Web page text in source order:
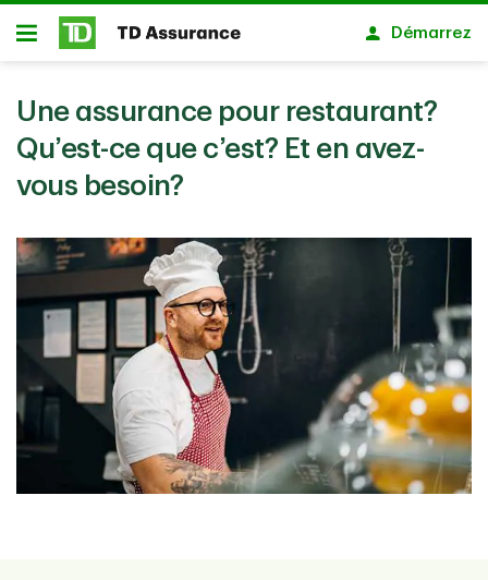
Passer au contenu principal
Ouvert
Démarrez
Une assurance pour restaurant?
Qu’est-ce que c’est? Et en avez-
vous besoin?